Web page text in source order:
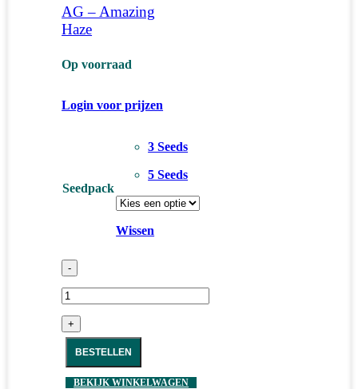
AG – Amazing
Haze
Op voorraad
Login voor prijzen
Seedpack
3 Seeds
5 Seeds
Wissen
-
+
BESTELLEN
BEKIJK WINKELWAGEN